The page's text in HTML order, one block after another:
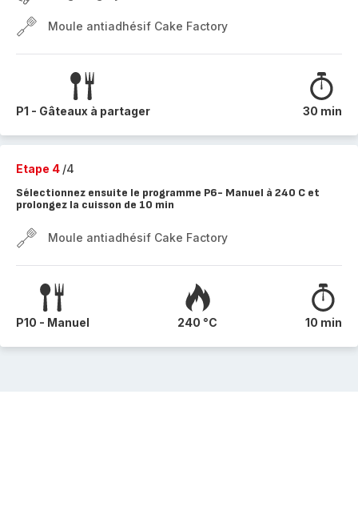
Moule antiadhésif Cake Factory
P1 - Gâteaux à partager 30 min
Etape 4 /4
Sélectionnez ensuite le programme P6- Manuel à 240 C et
prolongez la cuisson de 10 min
Moule antiadhésif Cake Factory
P10 - Manuel 240 °C 10 min